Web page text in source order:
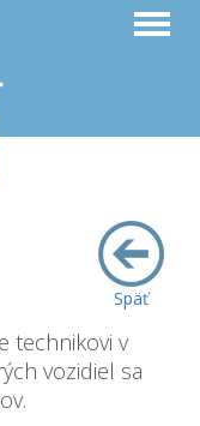
Späť
technikovi v
vozidiel sa